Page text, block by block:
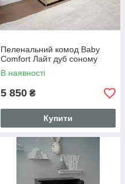
Пеленальний комод Baby
Comfort Лайт дуб соному
В наявності
5 850 ₴
Купити